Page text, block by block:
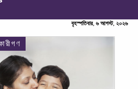
বৃহস্পতিবার, ৬ আগস্ট, ২০২৬